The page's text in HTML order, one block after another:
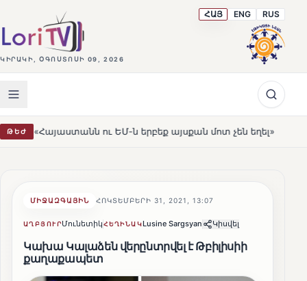
ԿԻՐԱԿԻ, ՕԳՈՍՏՈՍԻ 09, 2026
ՀԱՅ ENG RUS
ԹԵԺու ԵՄ-ն երբեք այսքան մոտ չեն եղել» HOT
ՄԻՋԱԶԳԱՅԻՆ ՀՈԿՏԵՄԲԵՐԻ 31, 2021, 13:07
ԱՂԲՅՈՒՐՄունետիկՀԵՂԻՆԱԿLusine Sargsyan Կիսվել
Կախա Կալաձեն վերընտրվել է Թբիլիսիի
քաղաքապետ